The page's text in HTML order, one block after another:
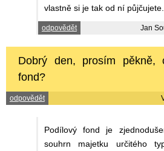
vlastně si je tak od ní půjčujete.
odpovědět Jan
Dobrý den, prosím
fond?
odpovědět
Podílový fond je
souhrn majetku určitého